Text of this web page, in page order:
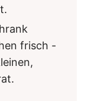
frisch -